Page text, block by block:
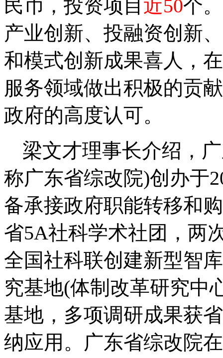
民币，投资项目 近50个
产业创新、投融资创新
和模式创新成果喜人，
服务领域做出积极的贡
政府的高度认可。
梁文才理事长介绍，
称广东省综改院)创办于
备承接政府职能转移和
省5A社科学术社团，两
全国社科联创建新型智
究基地(体制改革研究中
基地，多项调研成果获
纳应用。广东省综改院